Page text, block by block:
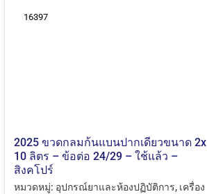
16397
2025 ขวดกลมก้นแบนปากเดียวขนาด 2x
10 ลิตร – ข้อต่อ 24/29 – ใช้แล้ว –
สิงคโปร์
หมวดหมู่: อุปกรณ์ยาและห้องปฏิบัติการ, เครื่อง